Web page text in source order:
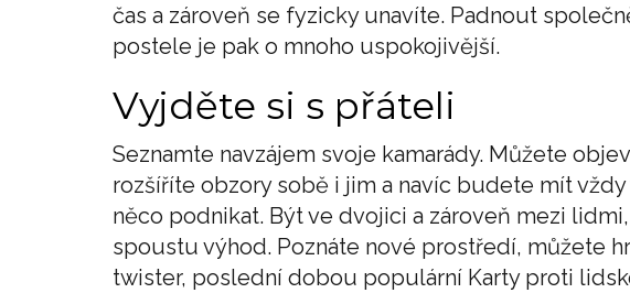
čas a zároveň se fyzicky unavíte. Padnout
postele je pak o mnoho uspokojivější.
Vyjděte si s přáteli
Seznamte navzájem svoje kamarády. Můžete
rozšíříte obzory sobě i jim a navíc budete mít
něco podnikat. Být ve dvojici a zároveň mezi
spoustu výhod. Poznáte nové prostředí, můžete
twister, poslední dobou populární Karty proti